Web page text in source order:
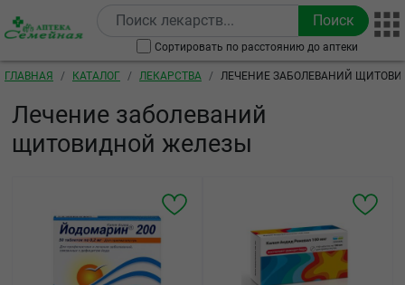
Сортировать по расстоянию до аптеки
Строка навигации
ГЛАВНАЯ КАТАЛОГ ЛЕКАРСТВА ЛЕЧЕНИЕ ЗАБОЛЕВАНИЙ
Лечение заболеваний
щитовидной железы